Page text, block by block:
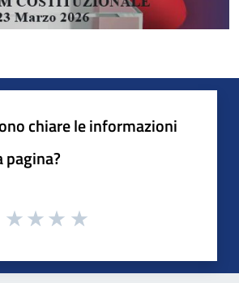
chiare le informazioni
pagina?